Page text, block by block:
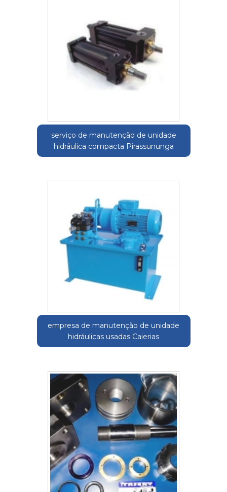
serviço de manutenção de unidade
hidráulica compacta Pirassununga
empresa de manutenção de unidade
hidráulicas usadas Caierias